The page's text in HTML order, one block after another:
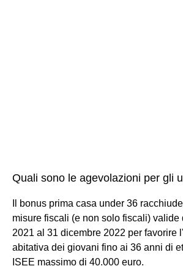
Quali sono le agevolazioni per gli
Il bonus prima casa under 36
misure fiscali (e non solo fiscali) valide
2021 al 31 dicembre 2022 per favorire
abitativa dei giovani fino ai 36 anni di
ISEE massimo di 40.000 euro.